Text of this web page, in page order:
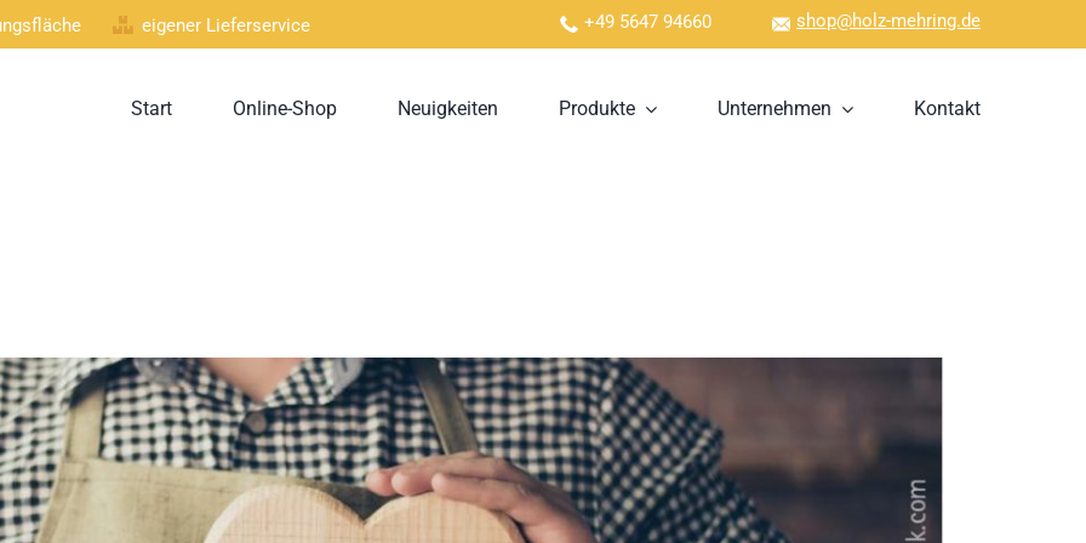
eigener Lieferservice +49 5647 94660 shop@holz-mehring.de
Start Online-Shop Neuigkeiten Produkte Unternehmen Kontakt